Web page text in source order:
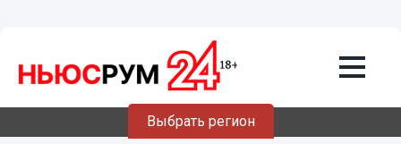
Выбрать регион
20.05.201511:51
КамАЗ и маршрутка столкнулись на
площади Минина и Пожарского